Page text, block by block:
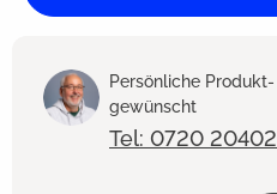
Persönliche
gewünscht
Tel: 0720